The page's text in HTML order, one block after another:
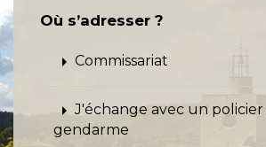
Où s’adresser ?
arrow_right Commissariat
arrow_rightJ'échange avec un
gendarme